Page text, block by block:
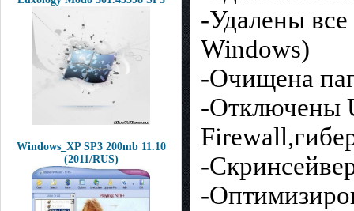
Windows_XP SP3 200mb 11.10
(2011/RUS)
-Удалены
Windows)
-Очищена
-Отключены
-
-